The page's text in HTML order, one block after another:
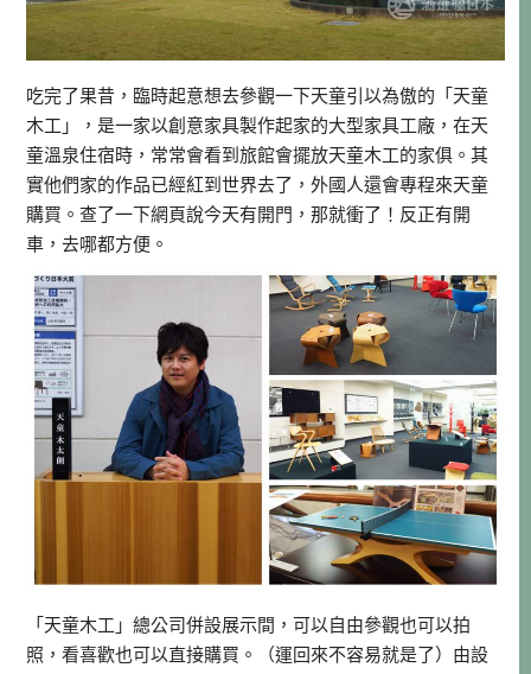
吃完了果昔，臨時起意想去參觀一下天童引以為傲的「天童
木工」，是一家以創意家具製作起家的大型家具工廠，在天
童溫泉住宿時，常常會看到旅館會擺放天童木工的家俱。其
實他們家的作品已經紅到世界去了，外國人還會專程來天童
購買。查了一下網頁說今天有開門，那就衝了！反正有開
車，去哪都方便。
「天童木工」總公司併設展示間，可以自由參觀也可以拍
照，看喜歡也可以直接購買。（運回來不容易就是了）由設